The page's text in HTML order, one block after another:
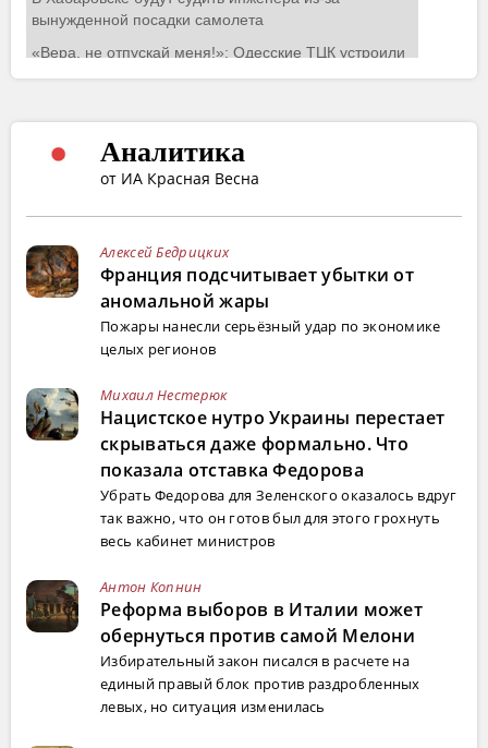
Аналитика
от ИА Красная Весна
Алексей Бедрицких
Франция подсчитывает убытки от
аномальной жары
Пожары нанесли серьёзный удар по экономике
целых регионов
Михаил Нестерюк
Нацистское нутро Украины перестает
скрываться даже формально. Что
показала отставка Федорова
Убрать Федорова для Зеленского оказалось вдруг
так важно, что он готов был для этого грохнуть
весь кабинет министров
Антон Копнин
Реформа выборов в Италии может
обернуться против самой Мелони
Избирательный закон писался в расчете на
единый правый блок против раздробленных
левых, но ситуация изменилась